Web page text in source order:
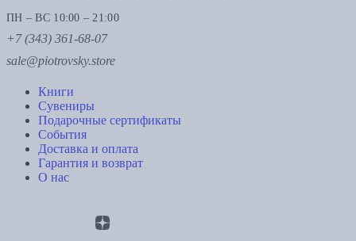
ПН – ВС 10:00 – 21:00
+7 (343) 361-68-07
sale@piotrovsky.store
Книги
Сувениры
Подарочные сертификаты
События
Доставка и оплата
Гарантия и возврат
О нас